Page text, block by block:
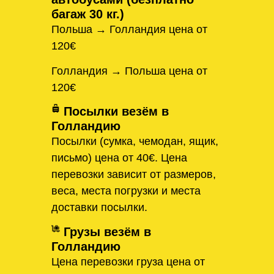
багаж 30 кг.)
Польша → Голландия цена от
120€
Голландия → Польша цена от
120€
Посылки везём в
Голландию
Посылки (сумка, чемодан, ящик,
письмо) цена от 40€. Цена
перевозки зависит от размеров,
веса, места погрузки и места
доставки посылки.
Грузы везём в
Голландию
Цена перевозки груза цена от